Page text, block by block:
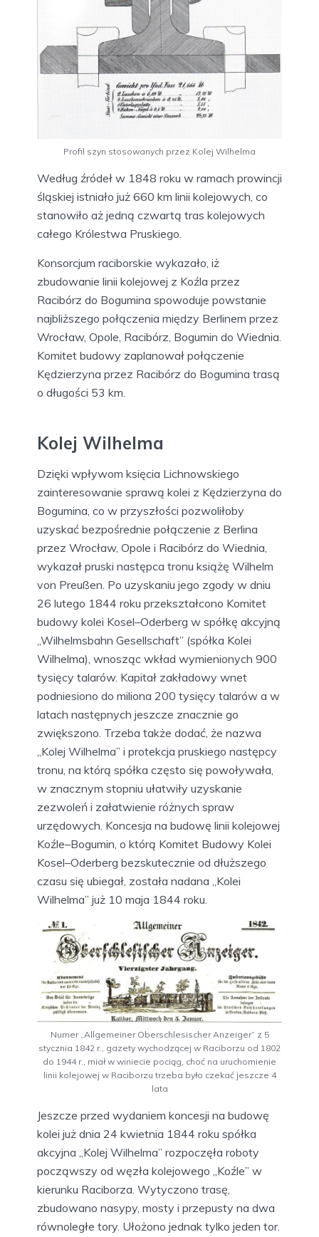
Profil szyn stosowanych przez Kolej Wilhelma
Według źródeł w 1848 roku w ramach prowincji
śląskiej istniało już 660 km linii kolejowych, co
stanowiło aż jedną czwartą tras kolejowych
całego Królestwa Pruskiego.
Konsorcjum raciborskie wykazało, iż
zbudowanie linii kolejowej z Koźla przez
Racibórz do Bogumina spowoduje powstanie
najbliższego połączenia między Berlinem przez
Wrocław, Opole, Racibórz, Bogumin do Wiednia.
Komitet budowy zaplanował połączenie
Kędzierzyna przez Racibórz do Bogumina trasą
o długości 53 km.
Kolej Wilhelma
Dzięki wpływom księcia Lichnowskiego
zainteresowanie sprawą kolei z Kędzierzyna do
Bogumina, co w przyszłości pozwoliłoby
uzyskać bezpośrednie połączenie z Berlina
przez Wrocław, Opole i Racibórz do Wiednia,
wykazał pruski następca tronu książę Wilhelm
von Preußen. Po uzyskaniu jego zgody w dniu
26 lutego 1844 roku przekształcono Komitet
budowy kolei Kosel–Oderberg w spółkę akcyjną
„Wilhelmsbahn Gesellschaft” (spółka Kolei
Wilhelma), wnosząc wkład wymienionych 900
tysięcy talarów. Kapitał zakładowy wnet
podniesiono do miliona 200 tysięcy talarów a w
latach następnych jeszcze znacznie go
zwiększono. Trzeba także dodać, że nazwa
„Kolej Wilhelma” i protekcja pruskiego następcy
tronu, na którą spółka często się powoływała,
w znacznym stopniu ułatwiły uzyskanie
zezwoleń i załatwienie różnych spraw
urzędowych. Koncesja na budowę linii kolejowej
Koźle–Bogumin, o którą Komitet Budowy Kolei
Kosel–Oderberg bezskutecznie od dłuższego
czasu się ubiegał, została nadana „Kolei
Wilhelma” już 10 maja 1844 roku.
Numer „Allgemeiner Oberschlesischer Anzeiger” z 5
stycznia 1842 r., gazety wychodzącej w Raciborzu od 1802
do 1944 r., miał w winiecie pociąg, choć na uruchomienie
linii kolejowej w Raciborzu trzeba było czekać jeszcze 4
lata
Jeszcze przed wydaniem koncesji na budowę
kolei już dnia 24 kwietnia 1844 roku spółka
akcyjna „Kolej Wilhelma” rozpoczęła roboty
począwszy od węzła kolejowego „Koźle” w
kierunku Raciborza. Wytyczono trasę,
zbudowano nasypy, mosty i przepusty na dwa
równoległe tory. Ułożono jednak tylko jeden tor.